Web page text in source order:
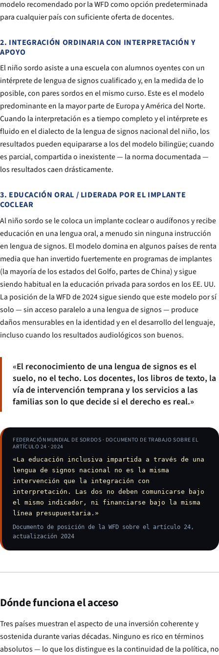
modelo recomendado por la WFD como opción predeterminada
para cualquier país con suficiente oferta de docentes.
2. INTEGRACIÓN ORDINARIA CON INTERPRETACIÓN Y
APOYO
El niño sordo asiste a una escuela con alumnos oyentes con un
intérprete de lengua de signos cualificado y, en la medida de lo
posible, con pares sordos en el mismo curso. Este es el modelo
predominante en la mayor parte de Europa y América del Norte.
Cuando la interpretación es a tiempo completo y el intérprete es
fluido en el dialecto de la lengua de signos nacional del niño, los
resultados pueden equipararse a los del modelo bilingüe; cuando
es parcial, compartida o inexistente — la norma documentada —
los resultados caen drásticamente.
3. EDUCACIÓN ORAL / LIDERADA POR EL IMPLANTE
COCLEAR
Al niño sordo se le coloca un implante coclear o audífonos y recibe
educación en una lengua oral, a menudo sin ninguna instrucción
en lengua de signos. El modelo domina en algunos países de renta
media que han invertido fuertemente en programas de implantes
(la mayoría de los estados del Golfo, partes de China) y sigue
siendo habitual en la educación privada para sordos en los EE. UU.
La posición de la WFD de 2024 sigue siendo que este modelo por sí
solo — sin acceso paralelo a una lengua de signos — produce
daños mensurables en la identidad y en el desarrollo del lenguaje,
incluso cuando los resultados audiológicos son buenos.
«El reconocimiento de una lengua de signos es el
suelo, no el techo. Los docentes, los libros de texto, la
vía de intervención temprana y los servicios a las
familias son lo que decide si el derecho es real.»
FEDERACIÓN MUNDIAL DE SORDOS · DOCUMENTO DE TRABAJO SOBRE EL
ARTÍCULO 24 · 2024
«La educación inclusiva impartida a través de una
lengua de signos nacional no es la misma
intervención que la integración con
interpretación. Las dos no deben comunicarse bajo
el mismo indicador, ni financiarse bajo la misma
línea presupuestaria.»
Documento de posición de la WFD sobre el artículo 24,
actualización 2024
Dónde funciona el acceso
Tres países muestran el aspecto de una inversión coherente y
sostenida durante varias décadas. Ninguno es rico en términos
absolutos — lo que los distingue es la continuidad de la política, no